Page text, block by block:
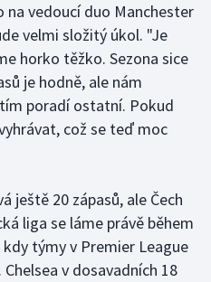
na vedoucí duo Manchester
velmi složitý úkol. "Je
horko těžko. Sezona sice
je hodně, ale nám
poradí ostatní. Pokud
což se teď moc
ještě 20 zápasů, ale Čech
liga se láme právě během
týmy v Premier League
v dosavadních 18